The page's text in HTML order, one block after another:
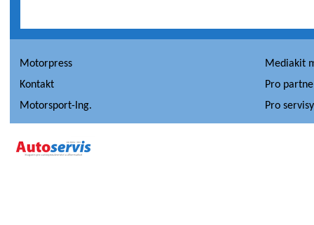
Motorpress
Mediakit
Kontakt
Pro
Motorsport-Ing.
Pro servisy